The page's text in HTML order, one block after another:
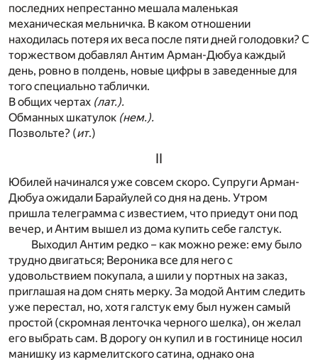
последних непрестанно мешала маленькая
механическая мельничка. В каком отношении
находилась потеря их веса после пяти дней голодовки? С
торжеством добавлял Антим Арман-Дюбуа каждый
день, ровно в полдень, новые цифры в заведенные для
того специально таблички.
В общих чертах (лат.).
Обманных шкатулок (нем.).
Позвольте? (ит.)
II
Юбилей начинался уже совсем скоро. Супруги Арман-
Дюбуа ожидали Барайулей со дня на день. Утром
пришла телеграмма с известием, что приедут они под
вечер, и Антим вышел из дома купить себе галстук.
Выходил Антим редко – как можно реже: ему было
трудно двигаться; Вероника все для него с
удовольствием покупала, а шили у портных на заказ,
приглашая на дом снять мерку. За модой Антим следить
уже перестал, но, хотя галстук ему был нужен самый
простой (скромная ленточка черного шелка), он желал
его выбрать сам. В дорогу он купил и в гостинице носил
манишку из кармелитского сатина, однако она